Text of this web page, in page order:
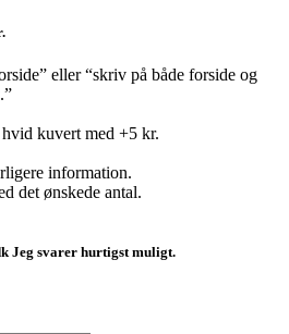
eller “skriv på både forside og
kuvert med +5 kr.
information.
det ønskede antal.
Jeg svarer hurtigst muligt.